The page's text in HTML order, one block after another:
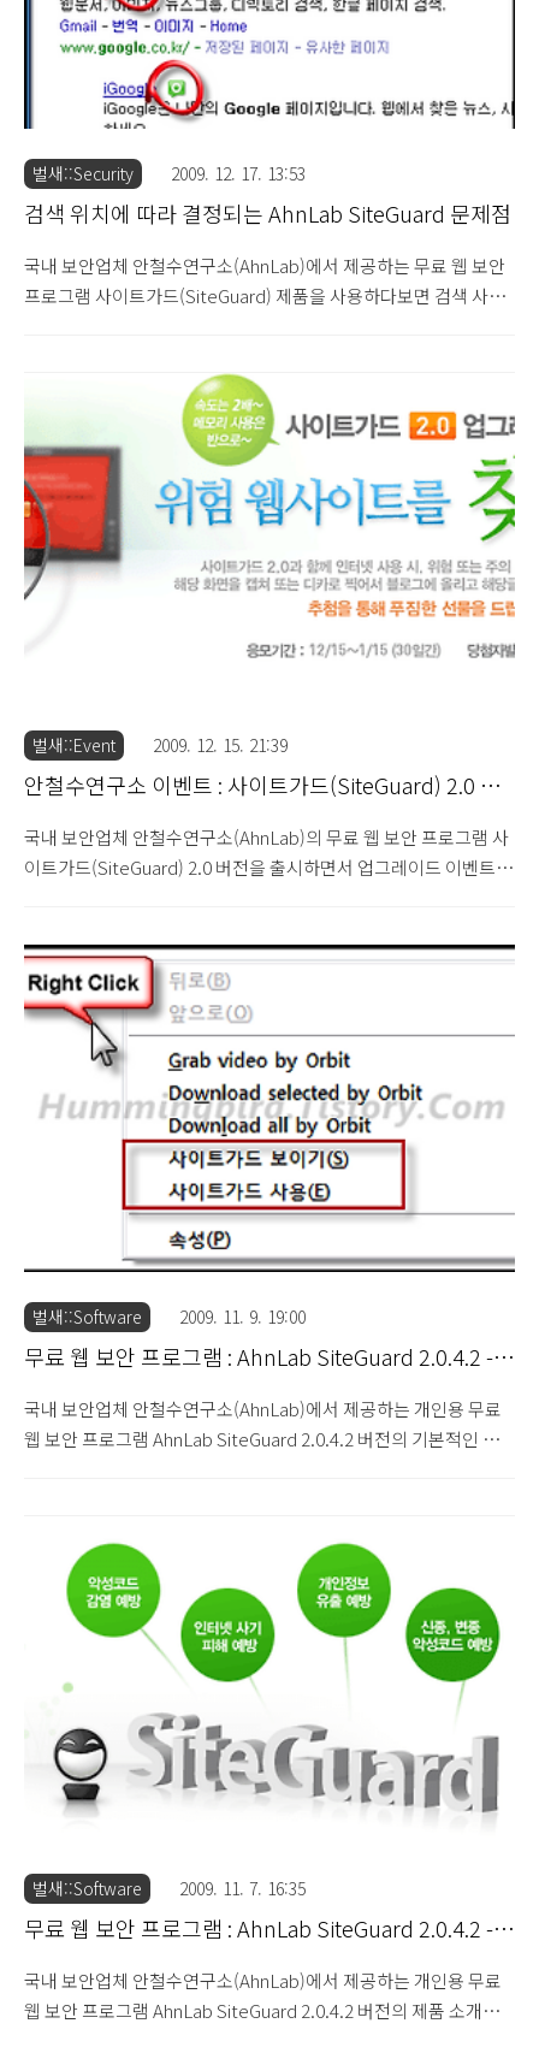
벌새::Security 2009. 12. 17. 13:53
검색 위치에 따라 결정되는 AhnLab SiteGuard 문제점
국내 보안업체 안철수연구소(AhnLab)에서 제공하는 무료 웹 보안
프로그램 사이트가드(SiteGuard) 제품을 사용하다보면 검색 사이
자의 인터넷 사용시 검색 결과로 표시되는 링크에 대해 사이트 접근
전에 사이트 변조 여부를 확인할 수 있다는 장점이 있는데, 다음의
결과를 보여준다는 것은 매우 문제가 되지 않나 싶습니다.(해당 문
제는 개인적인 컴퓨터 환경으로 인한 문제일 수 있음을 밝힙니다.)
예를 들어, 구글 코리아(Google Korea) 메인 페이지에서 특정 검색
어를 입력하여 검색시 그림과 같이 해당 검색 결과 항목별로 사이트
가드 제품의 안전도 측정이 자동으로 표시되도..
벌새::Event 2009. 12. 15. 21:39
안철수연구소 이벤트 : 사이트가드(SiteGuard) 2.0 업
국내 보안업체 안철수연구소(AhnLab)의 무료 웹 보안 프로그램 사
이트가드(SiteGuard) 2.0 버전을 출시하면서 업그레이드 이벤트를
시 위험(주의) 안내 화면이 발생할 경우 화면 캡쳐(스크린샷, 디카
사진)를 하여 자신의 블로그에 올리고 해당 글을 이벤트 페이지에
등록하시면 됩니다. 단, 블로그에 악성 웹 사이트를 등록시 타인이
해당 링크를 클릭하여 바로 연결이 되지 않도록 주의하시기 바랍니
다. h**p://www.woo.cn 3. 당첨자 발표 : 2010년 1월 21일 개별
연락 ※ 이벤트에 대한 자세한 사항은 여기를 참고하시기 바랍니다.
벌새::Software 2009. 11. 9. 19:00
무료 웹 보안 프로그램 : AhnLab SiteGuard 2.0.4.2 -
국내 보안업체 안철수연구소(AhnLab)에서 제공하는 개인용 무료
웹 보안 프로그램 AhnLab SiteGuard 2.0.4.2 버전의 기본적인 사
이트가드 보이기 / 사이트가드 사용] 메뉴를 통해 프로그램의 (비)
활성화를 선택적으로 적용할 수 있도록 구성되어 있습니다. 이렇게
활성화된 사이트가드는 기본값으로 그림과 같이 Internet
Explorer를 통해 생성된 웹 페이지 좌측 모서리에 아이콘이 생성되
며, 사용자는 해당 아이콘 생성 위치를 변경할 수 있습니다. 또한 아
이콘의 크기를 2가지 ..
벌새::Software 2009. 11. 7. 16:35
무료 웹 보안 프로그램 : AhnLab SiteGuard 2.0.4.2 -
국내 보안업체 안철수연구소(AhnLab)에서 제공하는 개인용 무료
웹 보안 프로그램 AhnLab SiteGuard 2.0.4.2 버전의 제품 소개와